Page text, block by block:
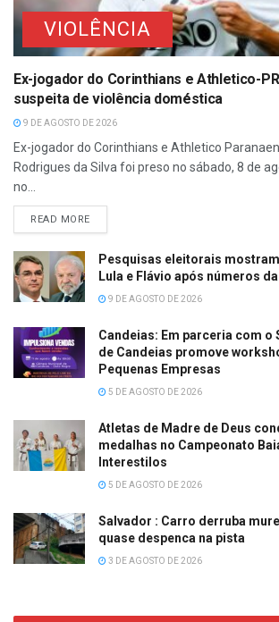
VIOLÊNCIA
Ex-jogador do Corinthians e Athletico-
suspeita de violência doméstica
9 DE AGOSTO DE 2026
Ex-jogador do Corinthians e Athletico
Rodrigues da Silva foi preso no sábado, 8 de
no...
READ MORE
Pesquisas eleitorais
Lula e Flávio após números
9 DE AGOSTO DE 2026
Candeias: Em parceria com o
de Candeias promove
Pequenas Empresas
5 DE AGOSTO DE 2026
Atletas de Madre de Deus
medalhas no Campeonato
Interestilos
5 DE AGOSTO DE 2026
Salvador : Carro derruba
quase despenca na pista
3 DE AGOSTO DE 2026